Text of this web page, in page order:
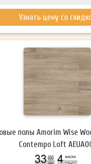
Узнать цену со
полы Amorim Wise
Contempo Loft